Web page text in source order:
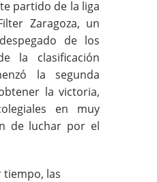
partido de la liga
Zaragoza, un
de los
la clasificación
la segunda
la victoria,
en muy
de luchar por el
las